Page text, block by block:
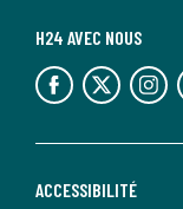
ACCESSIBILITÉ
H24 AVEC NOUS
lien vers l'espace réseaux sociaux lien vers l'espace réseaux sociaux lien vers l'espace réseaux sociaux